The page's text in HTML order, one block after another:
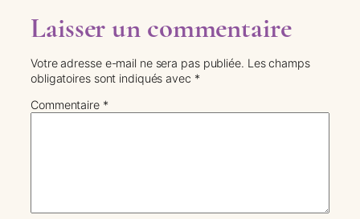
Laisser un commentaire
Votre adresse e-mail ne sera pas publiée. Les champs
obligatoires sont indiqués avec *
Commentaire *